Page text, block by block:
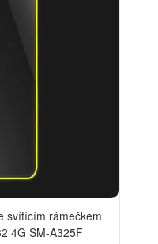
svítícím rámečkem
4G SM-A325F